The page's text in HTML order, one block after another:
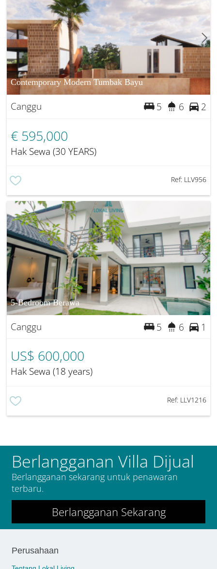
Contemporary Modern Tumbak Bayu
Canggu 5 6 2
€ 595,000
Hak Sewa (30 YEARS)
Ref: LLV956
5-Bedroom Berawa
Canggu 5 6 1
US$ 600,000
Hak Sewa (18 years)
Ref: LLV1216
Berlangganan Villa Dijual
Berlangganan sekarang untuk penawaran
terbaru.
Berlangganan Sekarang
Perusahaan